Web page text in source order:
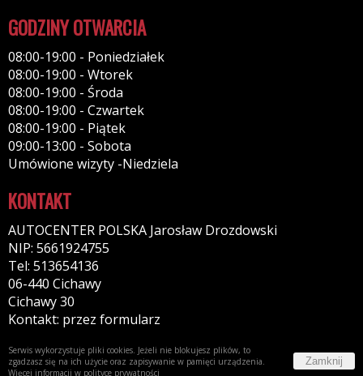
GODZINY OTWARCIA
08:00-19:00 - Poniedziałek
08:00-19:00 - Wtorek
08:00-19:00 - Środa
08:00-19:00 - Czwartek
08:00-19:00 - Piątek
09:00-13:00 - Sobota
Umówione wizyty -Niedziela
KONTAKT
AUTOCENTER POLSKA Jarosław Drozdowski
NIP: 5661924755
Tel: 513654136
06-440 Cichawy
Cichawy 30
Kontakt: przez formularz
Serwis wykorzystuje pliki cookies. Jeżeli nie blokujesz plików, to
zgadzasz się na ich użycie oraz zapisywanie w pamięci urządzenia.
Więcej informacji w polityce prywatności
Zamknij